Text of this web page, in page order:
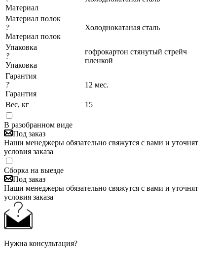
Материал
Материал полок
?
Материал полок
Холоднокатаная сталь
Упаковка
?
Упаковка
гофрокартон стянутый стрейч
пленкой
Гарантия
?
Гарантия
12 мес.
Вес, кг 15
В разобранном виде
Под заказ
Наши менеджеры обязательно свяжутся с вами и уточнят
условия заказа
Сборка на выезде
Под заказ
Наши менеджеры обязательно свяжутся с вами и уточнят
условия заказа
Нужна консультация?